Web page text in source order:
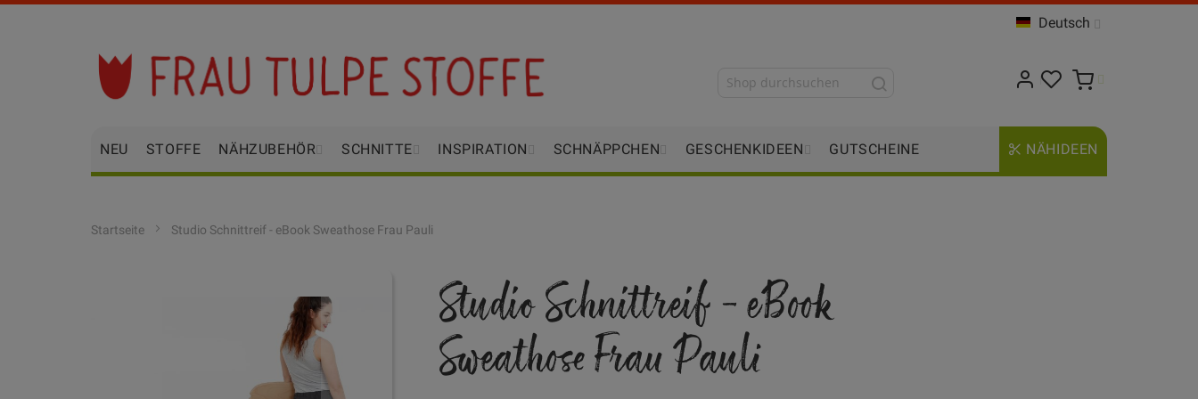
Inhalt
springen
Deutsch
NEU STOFFE NÄHZUBEHÖR SCHNITTE INSPIRATION SCHNÄPPCHEN GESCHENKIDEEN GUTSCHEINE NÄHIDEEN
Startseite Studio Schnittreif - eBook Sweathose Frau Pauli
Studio Schnittreif - eBook
Sweathose Frau Pauli